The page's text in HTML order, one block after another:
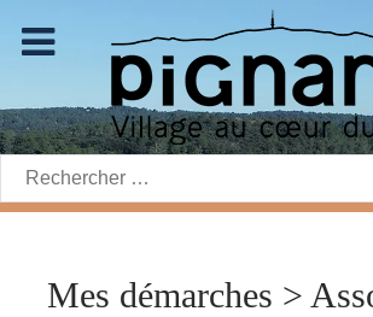
Rechercher:
Mes démarches >